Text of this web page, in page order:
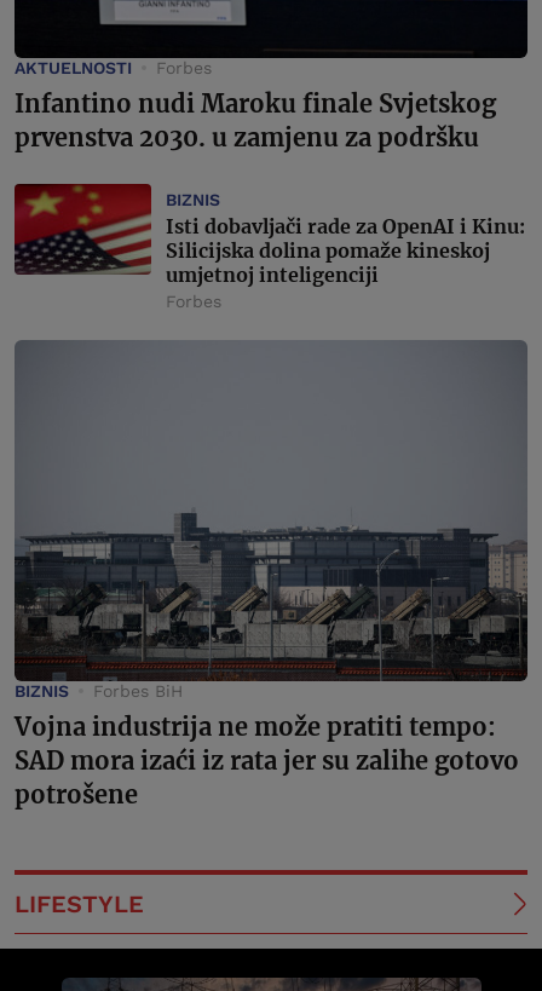
AKTUELNOSTI Forbes
Infantino nudi Maroku finale Svjetskog
prvenstva 2030. u zamjenu za podršku
BIZNIS
Isti dobavljači rade za OpenAI i Kinu:
Silicijska dolina pomaže kineskoj
umjetnoj inteligenciji
Forbes
BIZNIS Forbes BiH
Vojna industrija ne može pratiti tempo:
SAD mora izaći iz rata jer su zalihe gotovo
potrošene
LIFESTYLE